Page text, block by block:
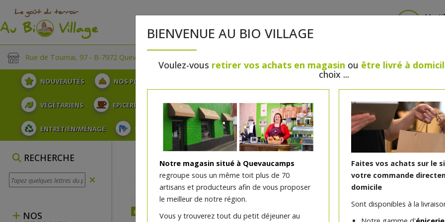
Rue de Tournai, 97 - B-7972 Quevaucamps
NOUVEAUTÉS NOS PLATEAUX
VÉGÉTARIENS EPICERIE PLATS TRAITEUR BOULANGERIE / PÂTISSERIE SANS GLUTEN, SANS
ENTRETIEN/MÉNAGE SOINS ET HYGIÈNE DU CORPS BEAUTÉ HUILES ESSENTIELLES MAISON
RECHERCHE
NOS
BIENVENUE AU BIO VILLAGE
Voulez-vous retirer vos achats en magasin ou être livré à
choix ...
Notre magasin situé à Quevaucamps
regroupe sous un même toit plus de 70
artisans et producteurs afin de vous proposer
le meilleur de notre région.
Vous y trouverez tout du petit déjeuner au
Faites vos achats sur le
votre commande
domicile
Sont disponibles à la
dès vendredi 07/08 (10:00)
Jus pétillant pomme